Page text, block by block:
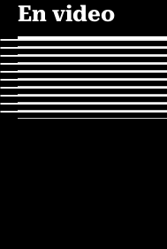
En video